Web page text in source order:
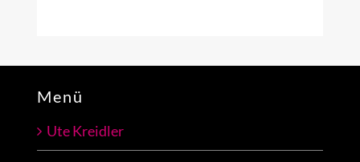
Menü
Ute Kreidler